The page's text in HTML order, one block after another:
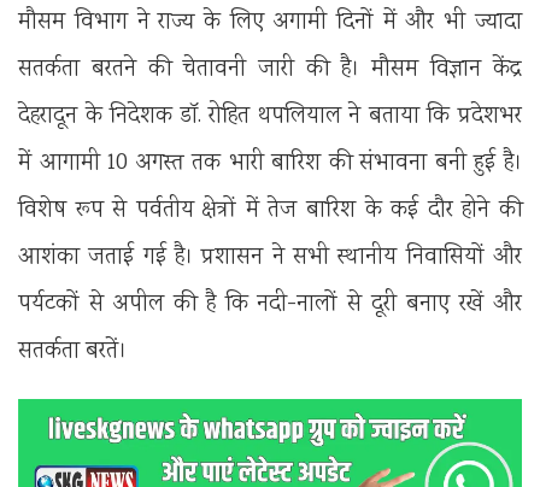
मौसम विभाग ने राज्य के लिए अगामी दिनों में और भी ज्यादा
सतर्कता बरतने की चेतावनी जारी की है। मौसम विज्ञान केंद्र
देहरादून के निदेशक डॉ. रोहित थपलियाल ने बताया कि प्रदेशभर
में आगामी 10 अगस्त तक भारी बारिश की संभावना बनी हुई है।
विशेष रूप से पर्वतीय क्षेत्रों में तेज बारिश के कई दौर होने की
आशंका जताई गई है। प्रशासन ने सभी स्थानीय निवासियों और
पर्यटकों से अपील की है कि नदी-नालों से दूरी बनाए रखें और
सतर्कता बरतें।